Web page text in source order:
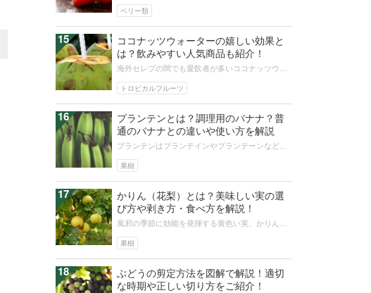
ベリー類
方も簡単でランナーを次々と伸ばして...
15
トロピカルフルーツ
ココナッツウォーターの嬉しい効果と
は？飲みやすい人気商品も紹介！
海外セレブの間でも愛飲者が多いココナッツウォ
もなるおすすめドリンクです。そこで...
16
果樹
プランテンとは？調理用のバナナ？普
通のバナナとの違いや使い方を解説
プランテンはプランテインやプランテーンなどと
ナナは手で皮をむいておいしく食べら...
17
果樹
かりん（花梨）とは？美味しい実の選
び方や剥き方・食べ方を解説！
風邪の季節に効能を発揮する黄色い実、かりんの
いません。果物としての特徴、選び方...
18
ぶどうの剪定方法を図解で解説！適切
な時期や正しい切り方をご紹介！